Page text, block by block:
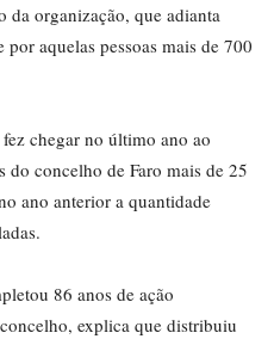
da organização, que adianta
aquelas pessoas mais de 700
chegar no último ano ao
concelho de Faro mais de 25
ano anterior a quantidade
86 anos de ação
explica que distribuiu